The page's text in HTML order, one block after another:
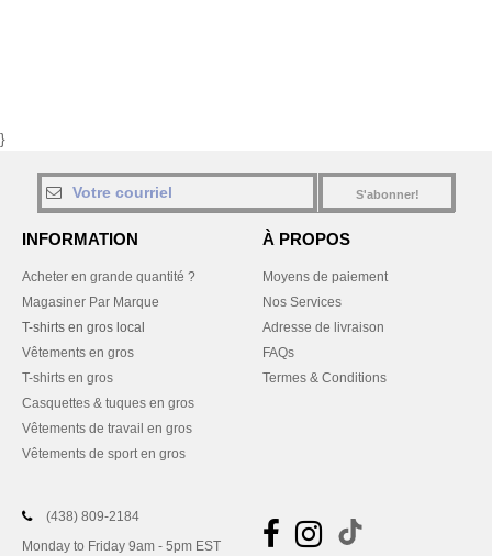
}
S'abonner!
INFORMATION
Acheter en grande quantité ?
Magasiner Par Marque
T-shirts en gros local
Vêtements en gros
T-shirts en gros
Casquettes & tuques en gros
Vêtements de travail en gros
Vêtements de sport en gros
À PROPOS
Moyens de paiement
Nos Services
Adresse de livraison
FAQs
Termes & Conditions
(438) 809-2184
Monday to Friday 9am - 5pm EST